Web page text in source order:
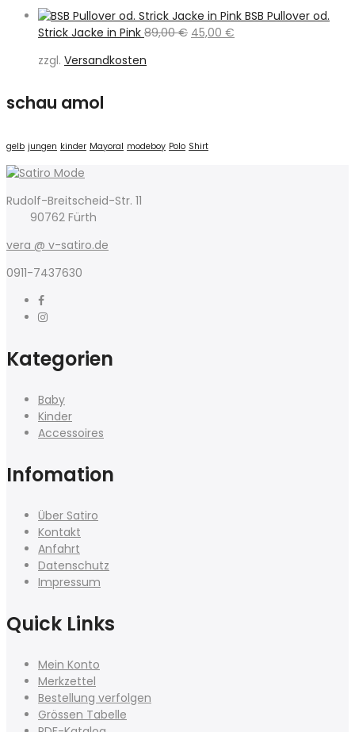
79,00 €39,50 €.
BSB Pullover od.
Strick Jacke in Pink 89,00€ Ursprünglicher
45,00 €
zzgl. Versandkosten
schau amol
gelb jungen kinder Mayoral modeboy Polo Shirt
Rudolf-Breitscheid-Str. 11
90762 Fürth
vera @ v-satiro.de
0911-7437630
Kategorien
Baby
Kinder
Accessoires
Infomation
Über Satiro
Kontakt
Anfahrt
Datenschutz
Impressum
Quick Links
Mein Konto
Merkzettel
Bestellung verfolgen
Grössen Tabelle